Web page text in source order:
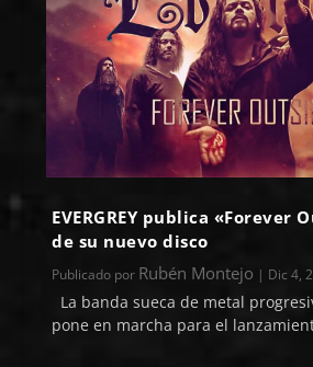
EVERGREY publica «Forever
de su nuevo disco
Publicado por Rubén Montejo | Dic 4,
La banda sueca de metal
pone en marcha para el